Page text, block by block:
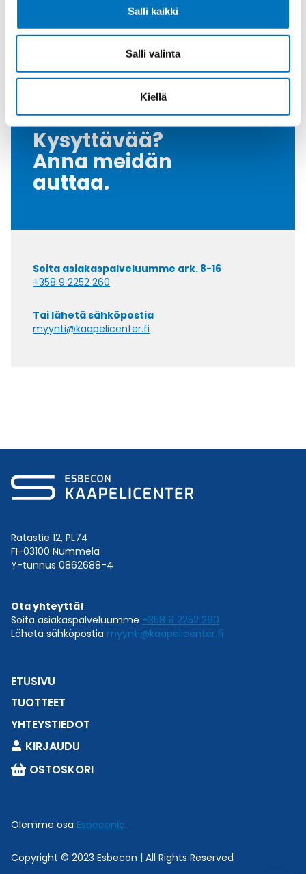
Salli kaikki
Salli valinta
Kiellä
Vedonpoisto-osa
PVDF
Kysyttävää?
Anna meidän
auttaa.
Soita asiakaspalveluumme ark. 8-16
+358 9 2252 260
Tai lähetä sähköpostia
myynti@kaapelicenter.fi
Ratastie 12, PL74
FI-03100 Nummela
Y-tunnus 0862688-4
Ota yhteyttä!
Soita asiakaspalveluumme +358 9 2252 260
Lähetä sähköpostia myynti@kaapelicenter.fi
ETUSIVU
TUOTTEET
YHTEYSTIEDOT
KIRJAUDU
OSTOSKORI
Olemme osa Esbeconia.
Copyright © 2023 Esbecon | All Rights Reserved